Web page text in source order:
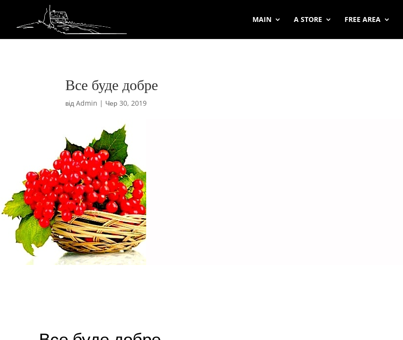
MAIN A STORE FREE AREA
Все буде добре
відAdmin | Чер 30, 2019